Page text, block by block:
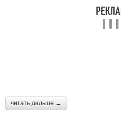
читать дальше →